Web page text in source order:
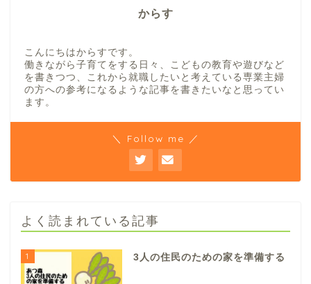
からす
こんにちはからすです。
働きながら子育てをする日々、こどもの教育や遊びなど
を書きつつ、これから就職したいと考えている専業主婦
の方への参考になるような記事を書きたいなと思ってい
ます。
＼ Follow me ／
よく読まれている記事
1 3人の住民のための家を準備する